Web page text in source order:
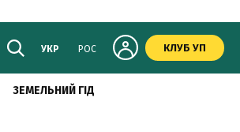
УКР РОС КЛУБ УП
ЗЕМЕЛЬНИЙ ГІД